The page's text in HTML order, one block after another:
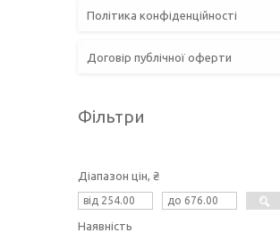
Політика конфіденційності
Договір публічної оферти
Фільтри
Діапазон цін, ₴
Наявність